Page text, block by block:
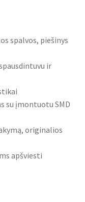
spalvos, piešinys
ir
su įmontuotu SMD
originalios
apšviesti